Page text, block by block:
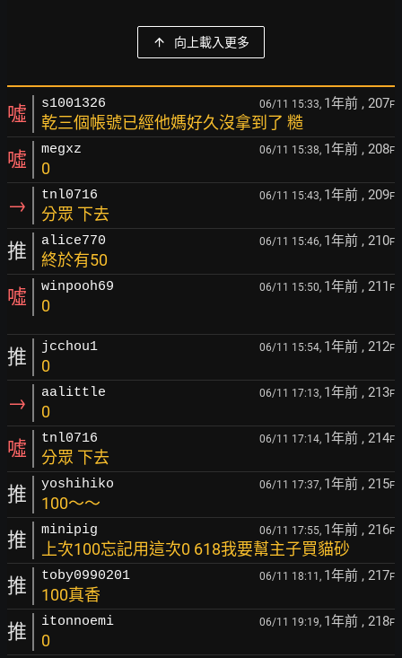
向上載入更多
噓 s1001326 06/11 15:33, 1年前 , 207F
乾三個帳號已經他媽好久沒拿到了 糙
噓 megxz 06/11 15:38, 1年前 , 208F
0
→ tnl0716 06/11 15:43, 1年前 , 209F
分眾 下去
推 alice770 06/11 15:46, 1年前 , 210F
終於有50
噓 winpooh69 06/11 15:50, 1年前 , 211 F
0
推 jcchou1 06/11 15:54, 1年前 , 212F
0
→ aalittle 06/11 17:13, 1年前 , 213F
0
噓 tnl0716 06/11 17:14, 1年前 , 214F
分眾 下去
推 yoshihiko 06/11 17:37, 1年前 , 215F
100～～
推 minipig 06/11 17:55, 1年前 , 216F
上次100忘記用這次0 618我要幫主子買貓砂
推 toby0990201 06/11 18:11, 1年前 , 217F
100真香
推 itonnoemi 06/11 19:19, 1年前 , 218F
0